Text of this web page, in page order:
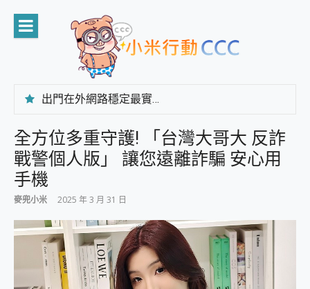
content
出門在外網路穩定最實在 「台灣大哥大」榮獲 4G/5G 在線率全球 NO.3 全台第一與全台六冠王實測心得，走到哪順到哪！
CP 值天花板~ Bongcom BS5 足球君開箱~ 短焦投影機 3千元就能擁有！ 折扣碼在這～
台灣製攝影機在這裡，100%全無線設計 SpotCam Solo Eco 太陽能防水雲端攝影機 SpotCam Solo 3 2.5K高畫質戶外攝影機 開箱 評測
AI 支付 一錶搞定大小事 Xiaomi Watch 5 開箱 評測
超驚艷 讓人一眼就愛上 LENOVO 聯想 Yoga Book 9 14吋 AI輕薄筆電 開箱 評測
美到讓人超想擁有 moto pad 60 系列 與 Moto | Swarovski razr 60 冰藍限定版本 開箱 評測
好用的 EaseUS Partition Master 讓您輕鬆的移除與格式化有防寫保護的隨身碟或SD卡
一鍵修復模糊影片、舊照的 AI 好幫手! VideoProc Converter AI 新版全解析 × 年末優惠，一篇全看懂
全方位多重守護! 「台灣大哥大 反詐
戰警個人版」 讓您遠離詐騙 安心用
手機
麥兜小米 2025 年 3 月 31 日